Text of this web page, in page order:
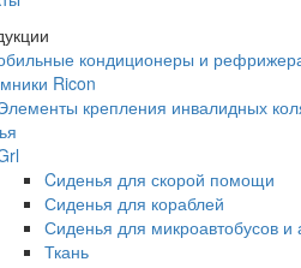
кондиционеры и
Ricon
крепления инвалидных
Cиденья для скорой помощи
Сиденья для кораблей
Сиденья для микроавтобусов и
Ткань